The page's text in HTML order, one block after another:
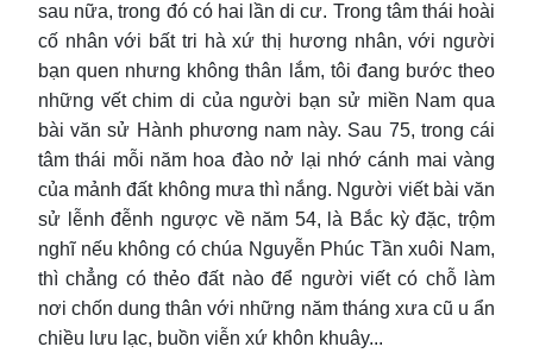
sau nữa, trong đó có hai lần di cư. Trong tâm thái hoài
cố nhân với bất tri hà xứ thị hương nhân, với người
bạn quen nhưng không thân lắm, tôi đang bước theo
những vết chim di của người bạn sử miền Nam qua
bài văn sử Hành phương nam này. Sau 75, trong cái
tâm thái mỗi năm hoa đào nở lại nhớ cánh mai vàng
của mảnh đất không mưa thì nắng. Người viết bài văn
sử lễnh đễnh ngược về năm 54, là Bắc kỳ đặc, trộm
nghĩ nếu không có chúa Nguyễn Phúc Tần xuôi Nam,
thì chẳng có thẻo đất nào để người viết có chỗ làm
nơi chốn dung thân với những năm tháng xưa cũ u ẩn
chiều lưu lạc, buồn viễn xứ khôn khuây...